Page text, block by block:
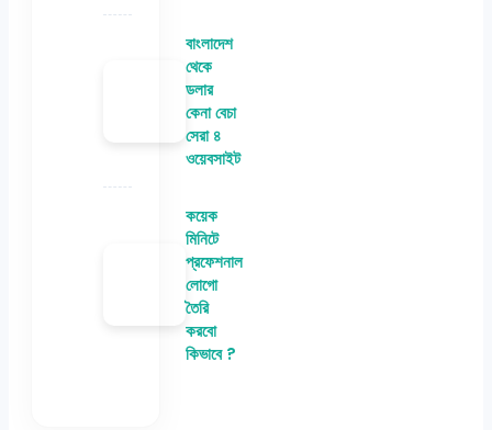
বাংলাদেশ
থেকে
ডলার
কেনা বেচা
সেরা ৪
ওয়েবসাইট
কয়েক
মিনিটে
প্রফেশনাল
লোগো
তৈরি
করবো
কিভাবে ?